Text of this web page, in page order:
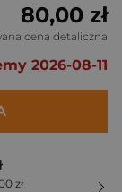
80,00 zł
cena detaliczna
2026-08-11
zł